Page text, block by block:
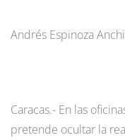
Andrés Espinoza
Caracas.- En las
pretende ocultar la